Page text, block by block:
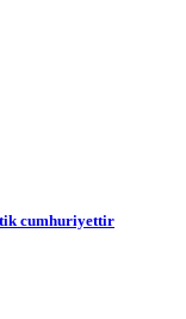
cumhuriyettir